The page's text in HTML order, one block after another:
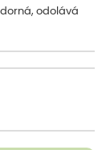
odolává